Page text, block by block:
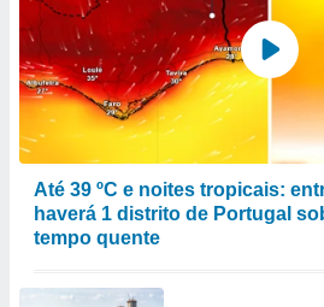
Até 39 ºC e noites tropicais:
haverá 1 distrito de Portugal
tempo quente